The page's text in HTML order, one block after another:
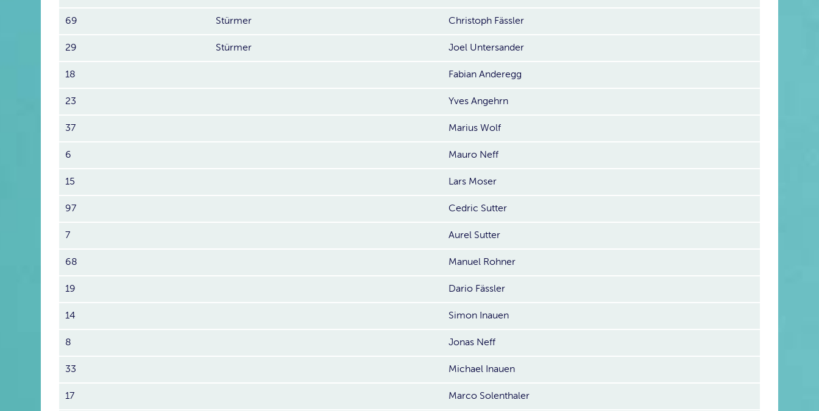
69 Stürmer Christoph Fässler
29 Stürmer Joel Untersander
18 Fabian Anderegg
23 Yves Angehrn
37 Marius Wolf
6 Mauro Neff
15 Lars Moser
97 Cedric Sutter
7 Aurel Sutter
68 Manuel Rohner
19 Dario Fässler
14 Simon Inauen
8 Jonas Neff
33 Michael Inauen
17 Marco Solenthaler